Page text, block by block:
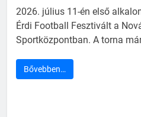
2026. július 11-én első
Érdi Football Fesztivált a
Sportközpontban. A torna
Bővebben…